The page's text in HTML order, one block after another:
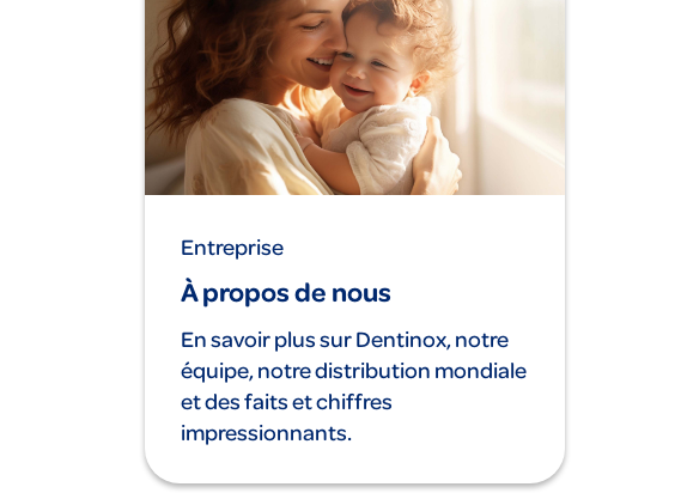
Entreprise
À propos de nous
En savoir plus sur Dentinox, notre
équipe, notre distribution mondiale
et des faits et chiffres
impressionnants.